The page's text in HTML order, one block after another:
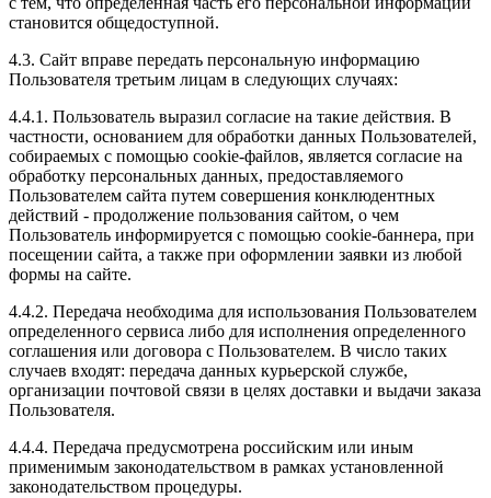
становится общедоступной.
4.3. Сайт вправе передать персональную информацию
Пользователя третьим лицам в следующих случаях:
4.4.1. Пользователь выразил согласие на такие действия. В
частности, основанием для обработки данных Пользователей,
собираемых с помощью cookie-файлов, является согласие на
обработку персональных данных, предоставляемого
Пользователем сайта путем совершения конклюдентных
действий - продолжение пользования сайтом, о чем
Пользователь информируется с помощью cookie-баннера, при
посещении сайта, а также при оформлении заявки из любой
формы на сайте.
4.4.2. Передача необходима для использования Пользователем
определенного сервиса либо для исполнения определенного
соглашения или договора с Пользователем. В число таких
случаев входят: передача данных курьерской службе,
организации почтовой связи в целях доставки и выдачи заказа
Пользователя.
4.4.4. Передача предусмотрена российским или иным
применимым законодательством в рамках установленной
законодательством процедуры.